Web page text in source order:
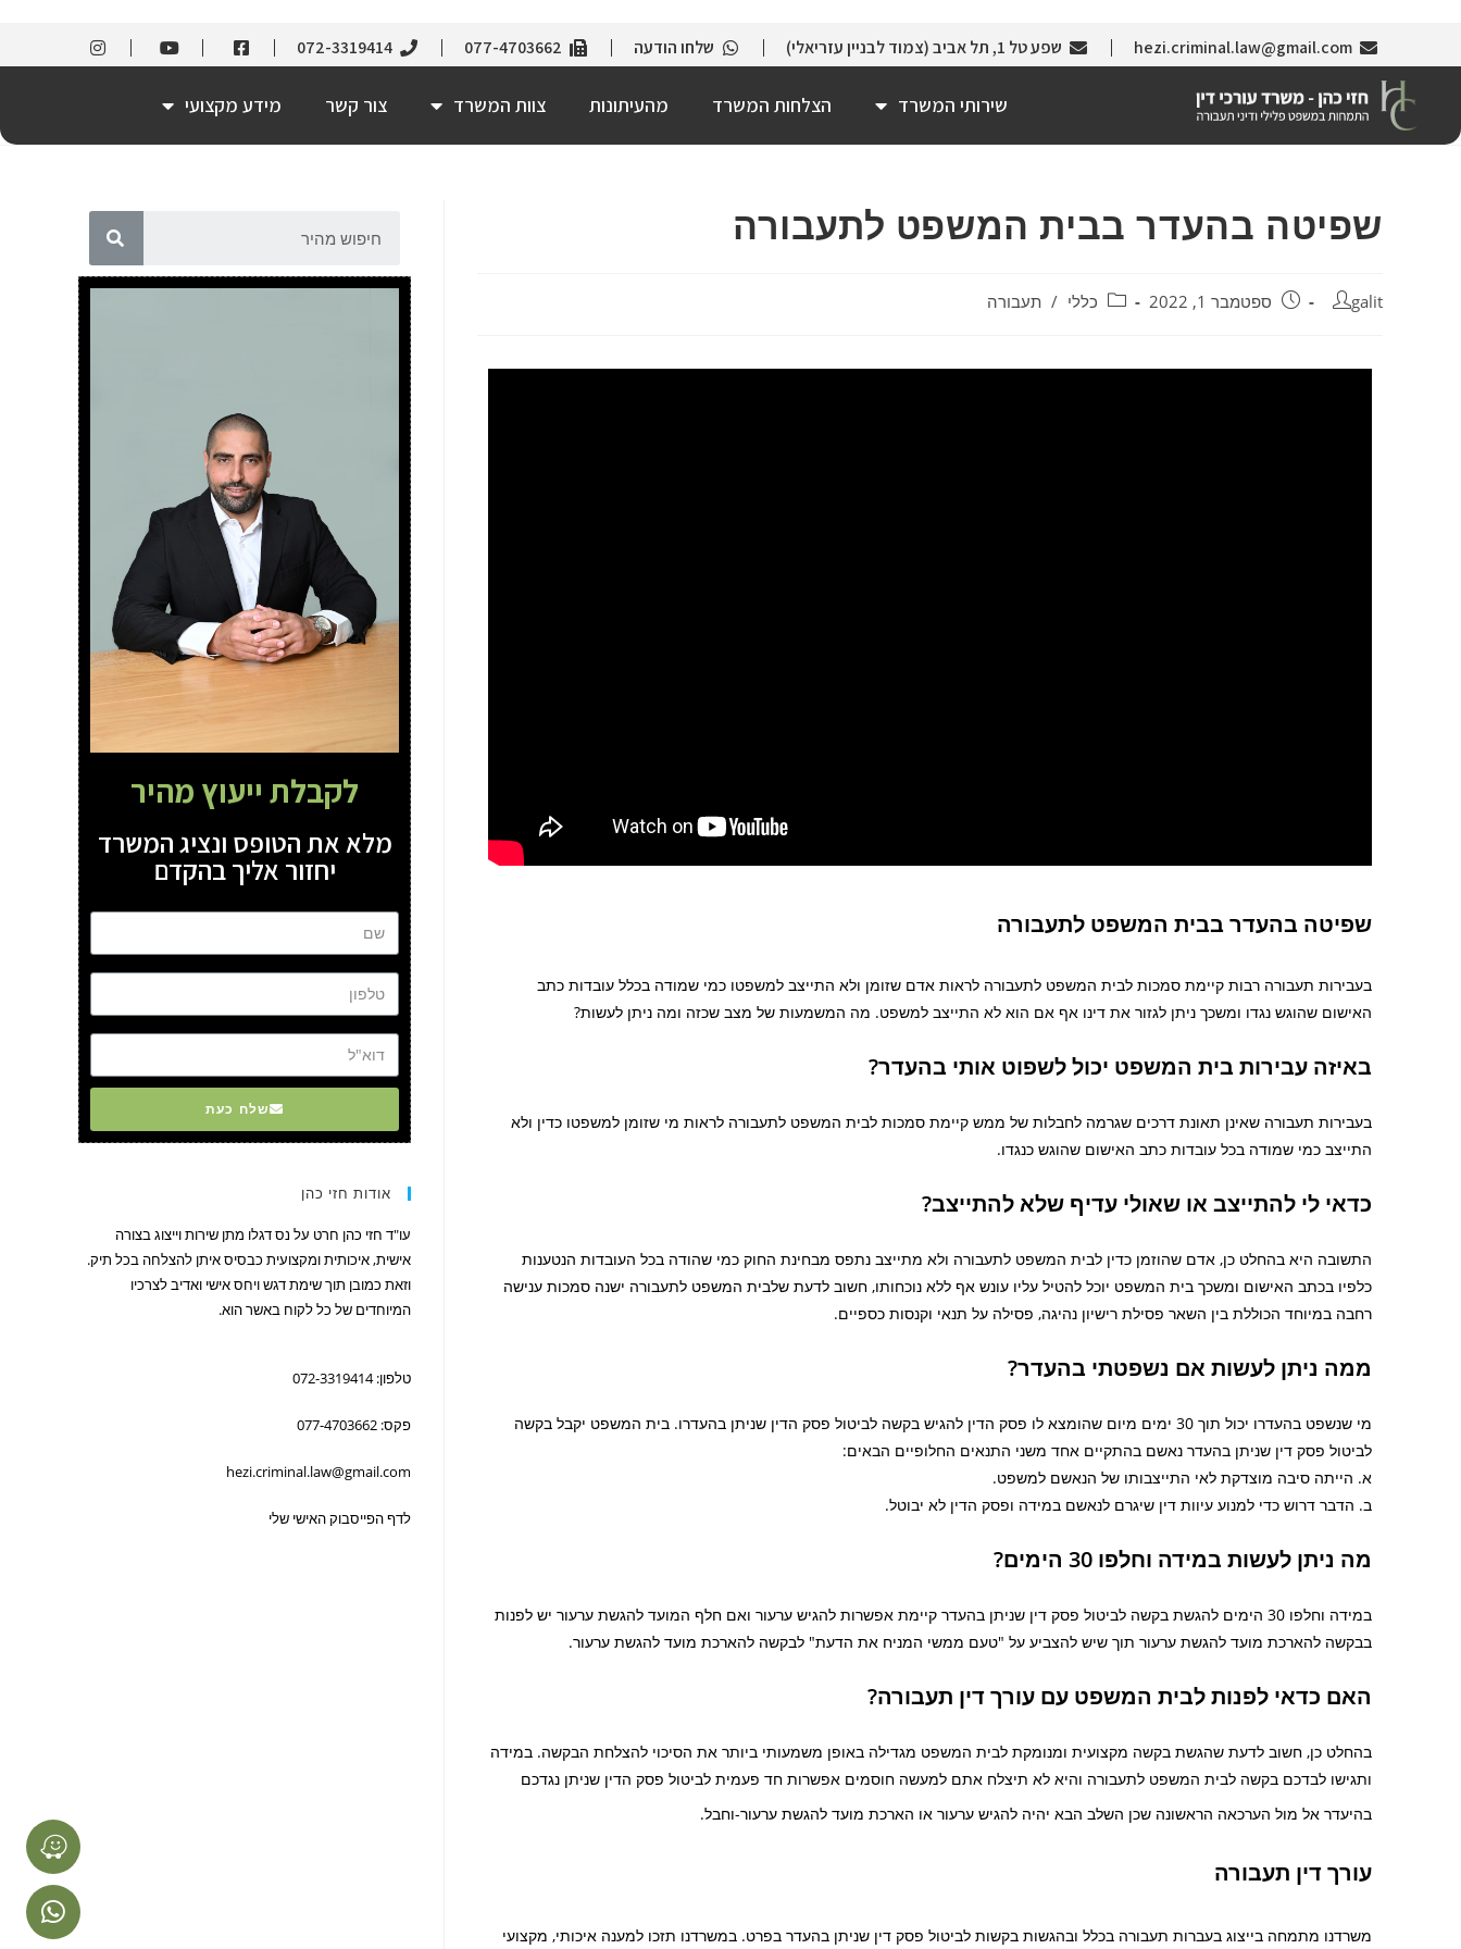
hezi.criminal.law@gmail.com שפע טל 1, תל אביב (צמוד לבניין עזריאלי) שלחו הודעה 077-4703662
072-3319414
שירותי המשרד הצלחות המשרד מהעיתונות צוות המשרד צור קשר מידע מקצועי
שפיטה בהעדר בבית המשפט לתעבורה
galit ספטמבר 1, 2022 כללי / תעבורה
שפיטה בהעדר בבית המשפט לתעבורה
בעבירות תעבורה רבות קיימת סמכות לבית המשפט לתעבורה לראות אדם שזומן ולא התייצב למשפטו כמי שמודה בכלל עובדות כתב
האישום שהוגש נגדו ומשכך ניתן לגזור את דינו אף אם הוא לא התייצב למשפט. מה המשמעות של מצב שכזה ומה ניתן לעשות?
באיזה עבירות בית המשפט יכול לשפוט אותי בהעדר?
בעבירות תעבורה שאינן תאונת דרכים שגרמה לחבלות של ממש קיימת סמכות לבית המשפט לתעבורה לראות מי שזומן למשפטו כדין ולא
התייצב כמי שמודה בכל עובדות כתב האישום שהוגש כנגדו.
כדאי לי להתייצב או שאולי עדיף שלא להתייצב?
התשובה היא בהחלט כן, אדם שהוזמן כדין לבית המשפט לתעבורה ולא מתייצב נתפס מבחינת החוק כמי שהודה בכל העובדות הנטענות
כלפיו בכתב האישום ומשכך בית המשפט יוכל להטיל עליו עונש אף ללא נוכחותו, חשוב לדעת שלבית המשפט לתעבורה ישנה סמכות ענישה
רחבה במיוחד הכוללת בין השאר פסילת רישיון נהיגה, פסילה על תנאי וקנסות כספיים.
ממה ניתן לעשות אם נשפטתי בהעדר?
מי שנשפט בהעדרו יכול תוך 30 ימים מיום שהומצא לו פסק הדין להגיש בקשה לביטול פסק הדין שניתן בהעדרו. בית המשפט יקבל בקשה
לביטול פסק דין שניתן בהעדר נאשם בהתקיים אחד משני התנאים החלופיים הבאים:
א. הייתה סיבה מוצדקת לאי התייצבותו של הנאשם למשפט.
ב. הדבר דרוש כדי למנוע עיוות דין שיגרם לנאשם במידה ופסק הדין לא יבוטל.
מה ניתן לעשות במידה וחלפו 30 הימים?
במידה וחלפו 30 הימים להגשת בקשה לביטול פסק דין שניתן בהעדר קיימת אפשרות להגיש ערעור ואם חלף המועד להגשת ערעור יש לפנות
בבקשה להארכת מועד להגשת ערעור תוך שיש להצביע על "טעם ממשי המניח את הדעת" לבקשה להארכת מועד להגשת ערעור.
האם כדאי לפנות לבית המשפט עם עורך דין תעבורה?
בהחלט כן, חשוב לדעת שהגשת בקשה מקצועית ומנומקת לבית המשפט מגדילה באופן משמעותי ביותר את הסיכוי להצלחת הבקשה. במידה
ותגישו לבדכם בקשה לבית המשפט לתעבורה והיא לא תיצלח אתם למעשה חוסמים אפשרות חד פעמית לביטול פסק הדין שניתן נגדכם
בהיעדר אל מול הערכאה הראשונה שכן השלב הבא יהיה להגיש ערעור או הארכת מועד להגשת ערעור-וחבל.
עורך דין תעבורה
משרדנו מתמחה בייצוג בעברות תעבורה בכלל ובהגשות בקשות לביטול פסק דין שניתן בהעדר בפרט. במשרדנו תזכו למענה איכותי, מקצועי
לקבלת ייעוץ מהיר
מלא את הטופס ונציג המשרד
יחזור אליך בהקדם
שלח כעת
אודות חזי כהן
עו"ד חזי כהן חרט על נס דגלו מתן שירות וייצוג בצורה
אישית, איכותית ומקצועית כבסיס איתן להצלחה בכל תיק.
וזאת כמובן תוך שימת דגש ויחס אישי ואדיב לצרכיו
המיוחדים של כל לקוח באשר הוא.
טלפון: 072-3319414
פקס: 077-4703662
hezi.criminal.law@gmail.com
לדף הפייסבוק האישי שלי